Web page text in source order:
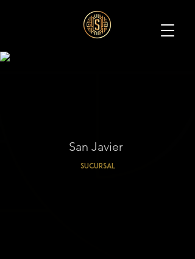
San Javier
Sucursal